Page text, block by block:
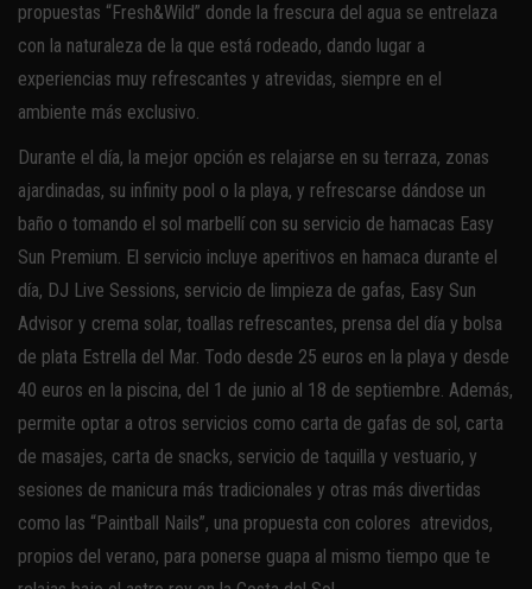
propuestas “Fresh&Wild” donde la frescura del agua se entrelaza
con la naturaleza de la que está rodeado, dando lugar a
experiencias muy refrescantes y atrevidas, siempre en el
ambiente más exclusivo.
Durante el día, la mejor opción es relajarse en su terraza, zonas
ajardinadas, su infinity pool o la playa, y refrescarse dándose un
baño o tomando el sol marbellí con su servicio de hamacas Easy
Sun Premium. El servicio incluye aperitivos en hamaca durante el
día, DJ Live Sessions, servicio de limpieza de gafas, Easy Sun
Advisor y crema solar, toallas refrescantes, prensa del día y bolsa
de plata Estrella del Mar. Todo desde 25 euros en la playa y desde
40 euros en la piscina, del 1 de junio al 18 de septiembre. Además,
permite optar a otros servicios como carta de gafas de sol, carta
de masajes, carta de snacks, servicio de taquilla y vestuario, y
sesiones de manicura más tradicionales y otras más divertidas
como las “Paintball Nails”, una propuesta con colores atrevidos,
propios del verano, para ponerse guapa al mismo tiempo que te